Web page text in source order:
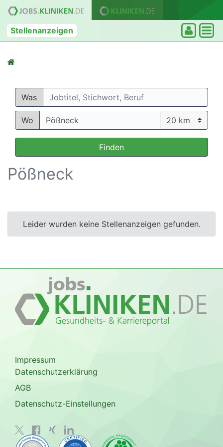
Stellenanzeigen
Was
Wo
Finden
Pößneck
Leider wurden keine Stellenanzeigen gefunden.
Impressum
Datenschutzerklärung
AGB
Datenschutz-Einstellungen